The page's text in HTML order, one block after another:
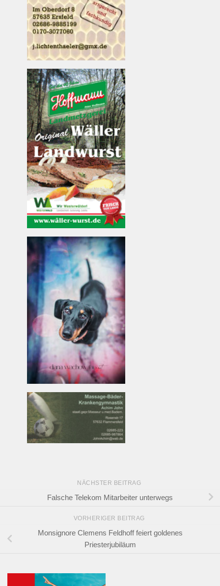
NÄCHSTER BEITRAG
Falsche Telekom Mitarbeiter unterwegs
VORHERIGER BEITRAG
Monsignore Clemens Feldhoff feiert goldenes
Priesterjubiläum